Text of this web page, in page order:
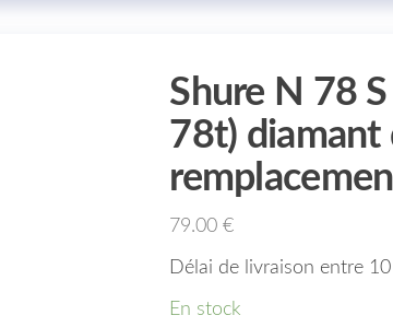
Shure N 78
78t) diamant
79.00€
Délai de livraison entre
En stock